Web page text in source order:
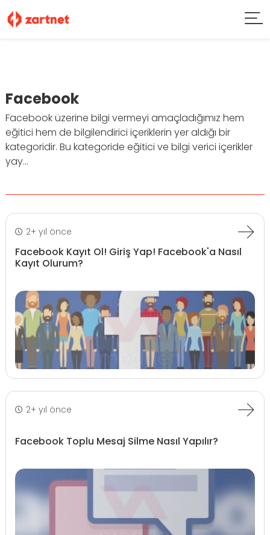
Facebook
Facebook üzerine bilgi vermeyi amaçladığımız hem
eğitici hem de bilgilendirici içeriklerin yer aldığı bir
kategoridir. Bu kategoride eğitici ve bilgi verici içerikler
yay...
2+ yıl önce
Facebook Kayıt Ol! Giriş Yap! Facebook'a Nasıl
Kayıt Olurum?
2+ yıl önce
Facebook Toplu Mesaj Silme Nasıl Yapılır?